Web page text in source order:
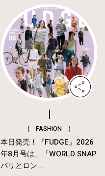
( FASHION )
本日発売！『FUDGE』2026
年8月号は、「WORLD SNAP
パリとロン...